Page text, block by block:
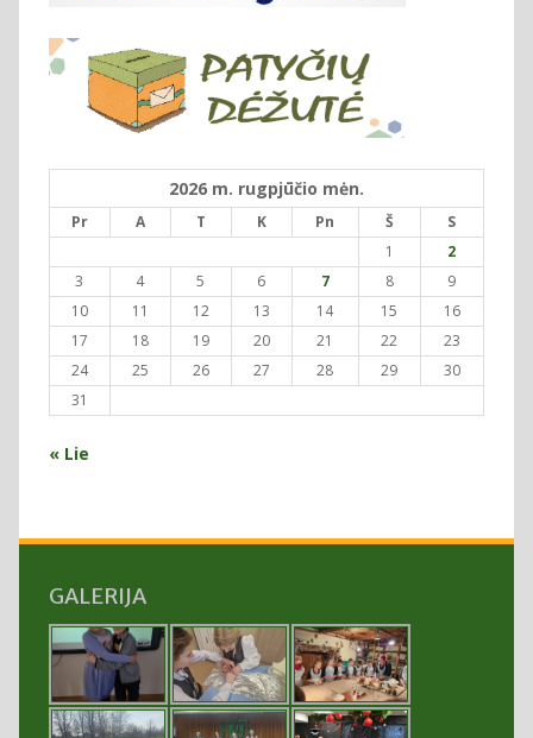
2026 m. rugpjūčio mėn.
Pr A T K Pn Š
S
1
2
3
4 5 6 7 8
9
10
11 12 13 14 15
16
17
18 19 20 21 22
23
24
25 26 27 28 29
30
31
« Lie
GALERIJA